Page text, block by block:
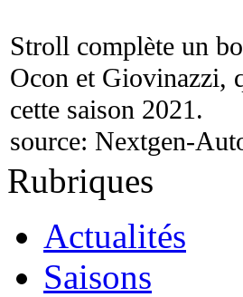
Stroll complète un
Ocon et Giovinazzi,
cette saison 2021.
source: Nextgen-
Rubriques
Actualités
Saisons